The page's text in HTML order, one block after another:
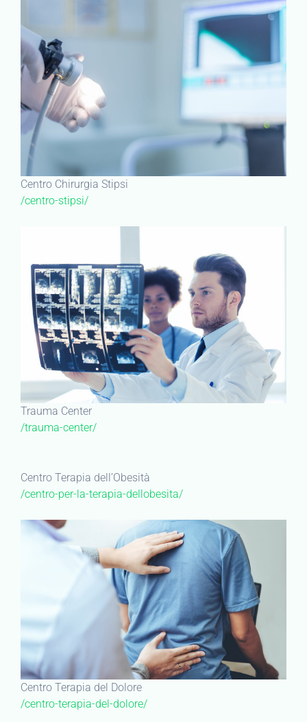
Centro Chirurgia Stipsi
/centro-stipsi/
Trauma Center
/trauma-center/
Centro Terapia dell’Obesità
/centro-per-la-terapia-dellobesita/
Centro Terapia del Dolore
/centro-terapia-del-dolore/